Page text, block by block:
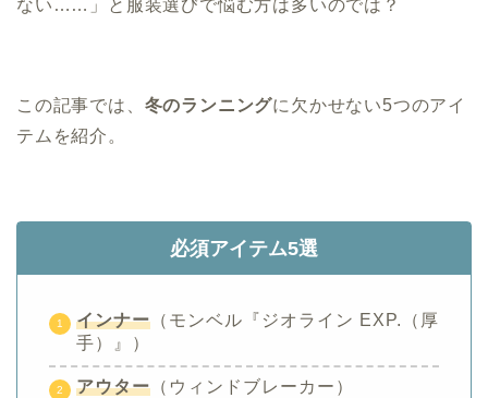
ない……」と服装選びで悩む方は多いのでは？
この記事では、 冬のランニングに欠かせない5つのアイ
テムを紹介。
必須アイテム5選
インナー （モンベル『ジオライン EXP.（厚
手）』）
アウター （ウィンドブレーカー）